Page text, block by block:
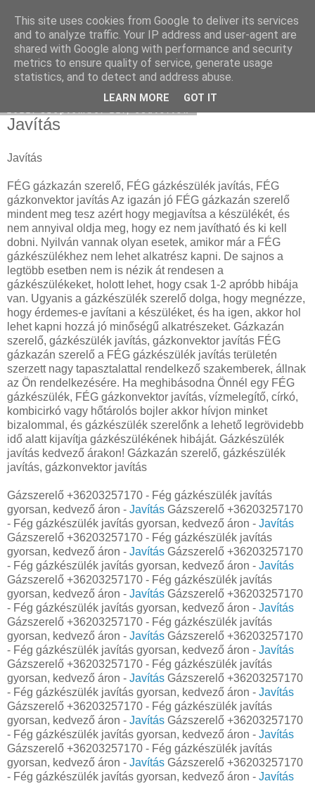
Hulladékgyűjtés
Javítás
Javítás
FÉG gázkazán szerelő, FÉG gázkészülék javítás, FÉG
gázkonvektor javítás Az igazán jó FÉG gázkazán szerelő
mindent meg tesz azért hogy megjavítsa a készülékét, és
nem annyival oldja meg, hogy ez nem javítható és ki kell
dobni. Nyilván vannak olyan esetek, amikor már a FÉG
gázkészülékhez nem lehet alkatrész kapni. De sajnos a
legtöbb esetben nem is nézik át rendesen a
gázkészülékeket, holott lehet, hogy csak 1-2 apróbb hibája
van. Ugyanis a gázkészülék szerelő dolga, hogy megnézze,
hogy érdemes-e javítani a készüléket, és ha igen, akkor hol
lehet kapni hozzá jó minőségű alkatrészeket. Gázkazán
szerelő, gázkészülék javítás, gázkonvektor javítás FÉG
gázkazán szerelő a FÉG gázkészülék javítás területén
szerzett nagy tapasztalattal rendelkező szakemberek, állnak
az Ön rendelkezésére. Ha meghibásodna Önnél egy FÉG
gázkészülék, FÉG gázkonvektor javítás, vízmelegítő, církó,
kombicirkó vagy hőtárolós bojler akkor hívjon minket
bizalommal, és gázkészülék szerelőnk a lehető legrövidebb
idő alatt kijavítja gázkészülékének hibáját. Gázkészülék
javítás kedvező árakon! Gázkazán szerelő, gázkészülék
javítás, gázkonvektor javítás
Gázszerelő +36203257170 - Fég gázkészülék javítás
gyorsan, kedvező áron - Javítás Gázszerelő +36203257170
- Fég gázkészülék javítás gyorsan, kedvező áron - Javítás
Gázszerelő +36203257170 - Fég gázkészülék javítás
gyorsan, kedvező áron - Javítás Gázszerelő +36203257170
- Fég gázkészülék javítás gyorsan, kedvező áron - Javítás
Gázszerelő +36203257170 - Fég gázkészülék javítás
gyorsan, kedvező áron - Javítás Gázszerelő +36203257170
- Fég gázkészülék javítás gyorsan, kedvező áron - Javítás
Gázszerelő +36203257170 - Fég gázkészülék javítás
gyorsan, kedvező áron - Javítás Gázszerelő +36203257170
- Fég gázkészülék javítás gyorsan, kedvező áron - Javítás
Gázszerelő +36203257170 - Fég gázkészülék javítás
gyorsan, kedvező áron - Javítás Gázszerelő +36203257170
- Fég gázkészülék javítás gyorsan, kedvező áron - Javítás
Gázszerelő +36203257170 - Fég gázkészülék javítás
gyorsan, kedvező áron - Javítás Gázszerelő +36203257170
- Fég gázkészülék javítás gyorsan, kedvező áron - Javítás
Gázszerelő +36203257170 - Fég gázkészülék javítás
gyorsan, kedvező áron - Javítás Gázszerelő +36203257170
- Fég gázkészülék javítás gyorsan, kedvező áron - Javítás
This site uses cookies from Google to deliver its services
and to analyze traffic. Your IP address and user-agent are
shared with Google along with performance and security
metrics to ensure quality of service, generate usage
statistics, and to detect and address abuse.
LEARN MORE GOT IT